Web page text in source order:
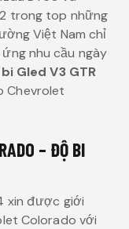
trong top những
Việt Nam chỉ
nhu cầu ngày
bi Gled V3 GTR
Chevrolet
– ĐỘ BI
xin được giới
Colorado với